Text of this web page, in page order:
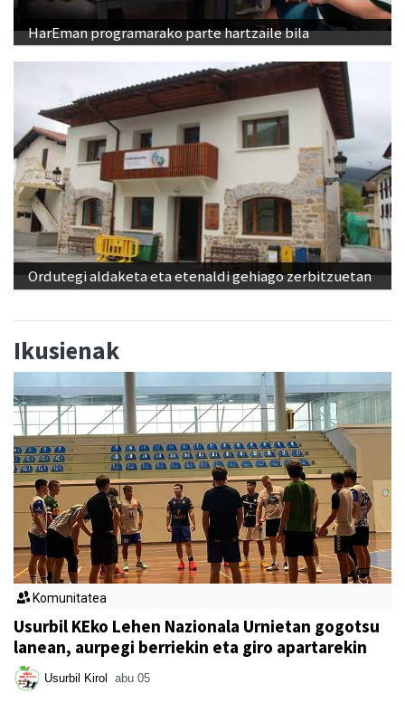
HarEman programarako parte hartzaile bila
Ordutegi aldaketa eta etenaldi gehiago zerbitzuetan
Ikusienak
Komunitatea
Usurbil KEko Lehen Nazionala Urnietan gogotsu
lanean, aurpegi berriekin eta giro apartarekin
Usurbil Kirol abu 05